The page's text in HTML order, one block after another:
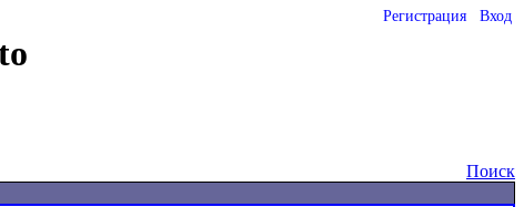
Регистрация Вход
Поиск